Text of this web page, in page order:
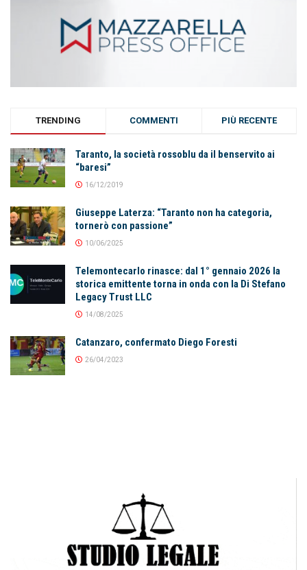
TRENDING COMMENTI PIÙ RECENTE
Taranto, la società rossoblu da il benservito ai
“baresi”
16/12/2019
Giuseppe Laterza: “Taranto non ha categoria,
tornerò con passione”
10/06/2025
Telemontecarlo rinasce: dal 1° gennaio 2026 la
storica emittente torna in onda con la Di Stefano
Legacy Trust LLC
14/08/2025
Catanzaro, confermato Diego Foresti
26/04/2023